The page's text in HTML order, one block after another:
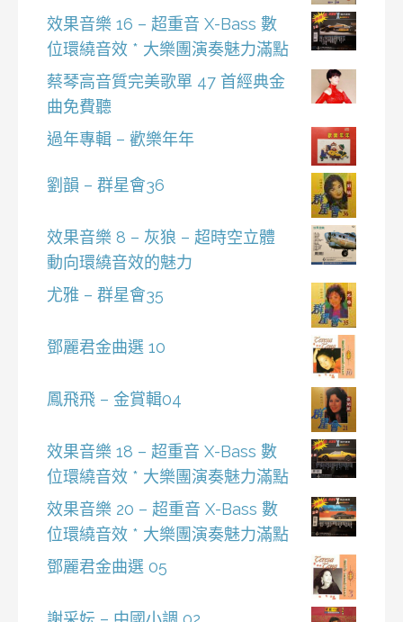
效果音樂 16 – 超重音 X-Bass 數
位環繞音效 * 大樂團演奏魅力滿點
蔡琴高音質完美歌單 47 首經典金
曲免費聽
過年專輯 – 歡樂年年
劉韻 – 群星會36
效果音樂 8 – 灰狼 – 超時空立體
動向環繞音效的魅力
尤雅 – 群星會35
鄧麗君金曲選 10
鳳飛飛 – 金賞輯04
效果音樂 18 – 超重音 X-Bass 數
位環繞音效 * 大樂團演奏魅力滿點
效果音樂 20 – 超重音 X-Bass 數
位環繞音效 * 大樂團演奏魅力滿點
鄧麗君金曲選 05